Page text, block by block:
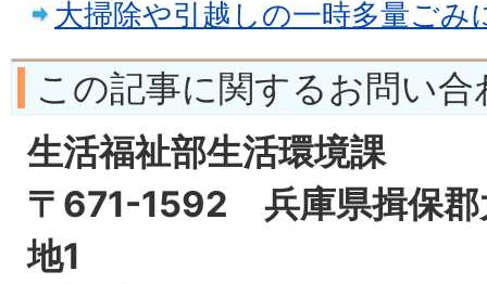
大掃除や引越しの一時多量ごみ
この記事に関するお問い合
生活福祉部生活環境課
〒671-1592 兵庫県揖保郡
地1